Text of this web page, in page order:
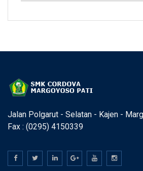
Jalan Polgarut - Selatan - Kajen -
Fax : (0295) 4150339